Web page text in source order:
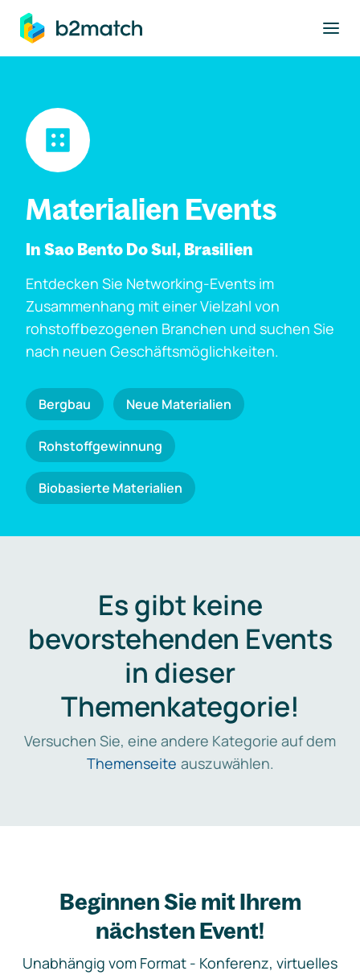
springen
Materialien Events
In Sao Bento Do Sul, Brasilien
Entdecken Sie Networking-Events im
Zusammenhang mit einer Vielzahl von
rohstoffbezogenen Branchen und suchen Sie
nach neuen Geschäftsmöglichkeiten.
Bergbau Neue Materialien
Rohstoffgewinnung
Biobasierte Materialien
Es gibt keine
bevorstehenden Events
in dieser
Themenkategorie!
Versuchen Sie, eine andere Kategorie auf dem
Themenseite auszuwählen.
Beginnen Sie mit Ihrem
nächsten Event!
Unabhängig vom Format - Konferenz, virtuelles